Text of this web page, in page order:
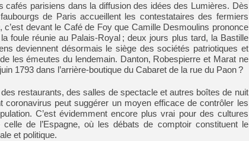
cafés parisiens dans la diffusion des idées des Lumières. Dès
de Paris accueillent les contestataires des fermiers
c’est devant le Café de Foy que Camille Desmoulins prononce
foule réunie au Palais-Royal ; deux jours plus tard, la Bastille
deviennent désormais le siège des sociétés patriotiques et
les émeutes du lendemain. Danton, Robespierre et Marat ne
1793 dans l’arrière-boutique du Cabaret de la rue du Paon ?
restaurants, des salles de spectacle et autres boîtes de nuit
coronavirus peut suggérer un moyen efficace de contrôler les
C’est évidemment encore plus vrai pour des cultures
celle de l’Espagne, où les débats de comptoir constituent le
et politique.